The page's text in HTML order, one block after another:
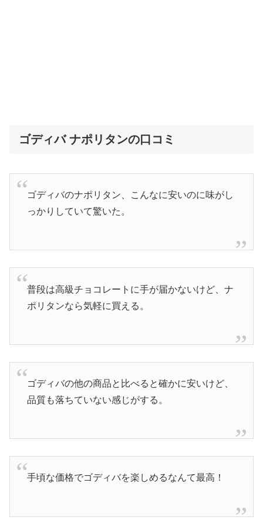
ゴディバ ナポリタンの口コミ
ゴディバのナポリタン、こんなに安いのに味がし
っかりしていて驚いた。
普段は高級チョコレートに手が届かないけど、ナ
ポリタンなら気軽に買える。
ゴディバの他の商品と比べると確かに安いけど、
品質も落ちていない感じがする。
手頃な価格でゴディバを楽しめるなんて最高！